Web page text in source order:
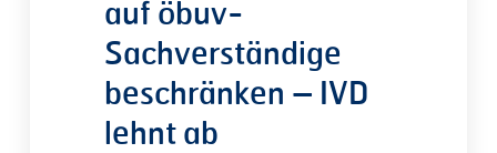
auf öbuv-
Sachverständige
beschränken – IVD
lehnt ab